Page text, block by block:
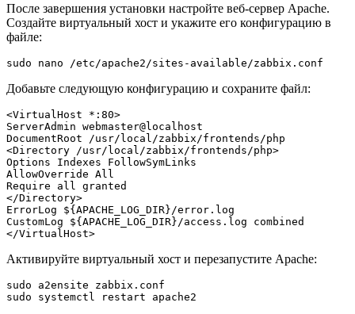
После завершения установки настройте веб-сервер Apache.
Создайте виртуальный хост и укажите его конфигурацию в
файле:
sudo nano /etc/apache2/sites-available/zabbix.conf
Добавьте следующую конфигурацию и сохраните файл:
<VirtualHost *:80>
ServerAdmin webmaster@localhost
DocumentRoot /usr/local/zabbix/frontends/php
<Directory /usr/local/zabbix/frontends/php>
Options Indexes FollowSymLinks
AllowOverride All
Require all granted
</Directory>
ErrorLog ${APACHE_LOG_DIR}/error.log
CustomLog ${APACHE_LOG_DIR}/access.log combined
</VirtualHost>
Активируйте виртуальный хост и перезапустите Apache:
sudo a2ensite zabbix.conf
sudo systemctl restart apache2